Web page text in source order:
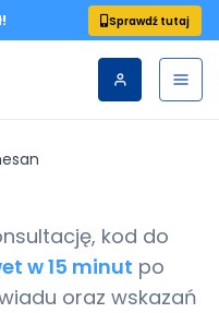
Sprawdź tutaj
kod do
w 15 minut po
oraz wskazań